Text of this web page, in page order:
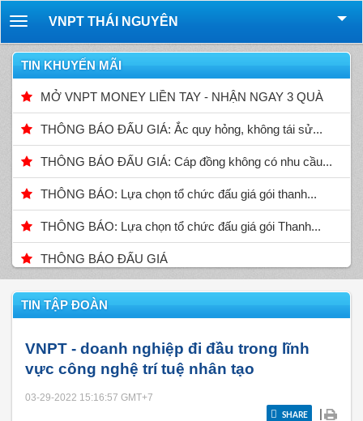
Toggle
navigation
VNPT THÁI NGUYÊN
TIN KHUYẾN MÃI
MỞ VNPT MONEY LIỀN TAY - NHẬN NGAY 3 QUÀ
THÔNG BÁO ĐẤU GIÁ: Ắc quy hỏng, không tái sử...
THÔNG BÁO ĐẤU GIÁ: Cáp đồng không có nhu cầu...
THÔNG BÁO: Lựa chọn tổ chức đấu giá gói thanh...
THÔNG BÁO: Lựa chọn tổ chức đấu giá gói Thanh...
THÔNG BÁO ĐẤU GIÁ
TIN TẬP ĐOÀN
VNPT - doanh nghiệp đi đầu trong lĩnh
vực công nghệ trí tuệ nhân tạo
03-29-2022 15:16:57 GMT+7
SHARE
|